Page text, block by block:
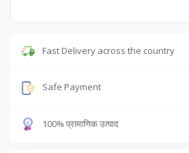
Fast Delivery across the country
Safe Payment
100% प्रामाणिक उत्पाद